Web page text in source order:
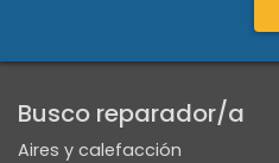
Busco reparador/a
Aires y calefacción